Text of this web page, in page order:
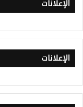
الإعلانات
الإعلانات